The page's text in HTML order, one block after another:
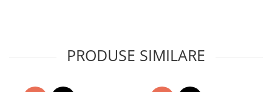
PRODUSE SIMILARE